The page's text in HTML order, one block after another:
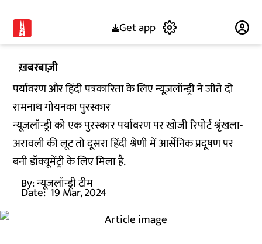
Get app
ख़बरबाज़ी
पर्यावरण और हिंदी पत्रकारिता के लिए न्यूज़लॉन्ड्री ने जीते दो
रामनाथ गोयनका पुरस्कार
न्यूज़लॉन्ड्री को एक पुरस्कार पर्यावरण पर खोजी रिपोर्ट श्रृंखला-
अरावली की लूट तो दूसरा हिंदी श्रेणी में आर्सेनिक प्रदूषण पर
बनी डॉक्यूमेंट्री के लिए मिला है.
By:न्यूज़लॉन्ड्री टीम
Date: 19 Mar, 2024